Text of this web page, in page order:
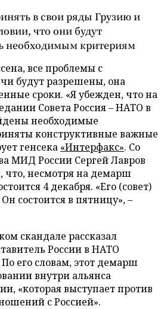
в свои ряды Грузию и
что они будут
необходимым критериям
все проблемы с
будут разрешены, она
сроки. «Я убежден, что на
Совета Россия – НАТО в
необходимые
конструктивные важные
генсека «Интерфакс». Со
МИД России Сергей Лавров
что, несмотря на демарш
4 декабря. «Его (совет)
состоится в пятницу», –
скандале рассказал
России в НАТО
его словам, этот демарш
внутри альянса
«которая выступает против
с Россией».